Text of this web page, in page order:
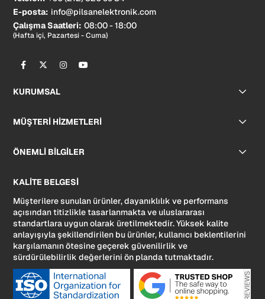
E-posta: info@pilsanelektronik.com
Çalışma Saatleri: 08:00 - 18:00
(Hafta içi, Pazartesi - Cuma)
KURUMSAL
MÜŞTERİ HİZMETLERİ
ÖNEMLİ BİLGİLER
KALİTE BELGESİ
Müşterilere sunulan ürünler, dayanıklılık ve performans
açısından titizlikle tasarlanmakta ve uluslararası
standartlara uygun olarak üretilmektedir. Yüksek kalite
anlayışıyla şekillendirilen bu ürünler, kullanıcı beklentilerini
karşılamanın ötesine geçerek güvenilirlik ve
sürdürülebilirlik değerlerini ön planda tutmaktadır.